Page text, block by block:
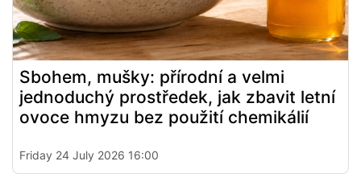
Sbohem, mušky: přírodní a velmi
jednoduchý prostředek, jak zbavit letní
ovoce hmyzu bez použití chemikálií
Friday 24 July 2026 16:00